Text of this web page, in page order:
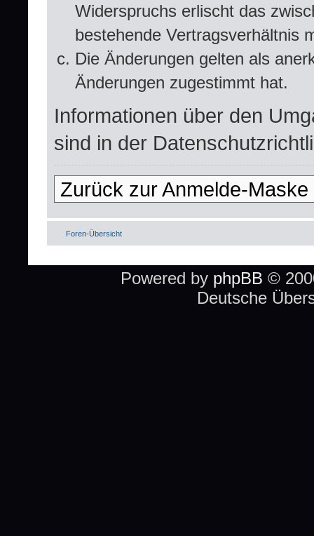
Widerspruchs erlischt das
bestehende Vertragsverhältnis
Die Änderungen gelten als
Änderungen zugestimmt hat.
Informationen über den
sind in der
Zurück zur Anmelde-Maske
Foren-Übersicht
Powered by phpBB ©
Deutsche